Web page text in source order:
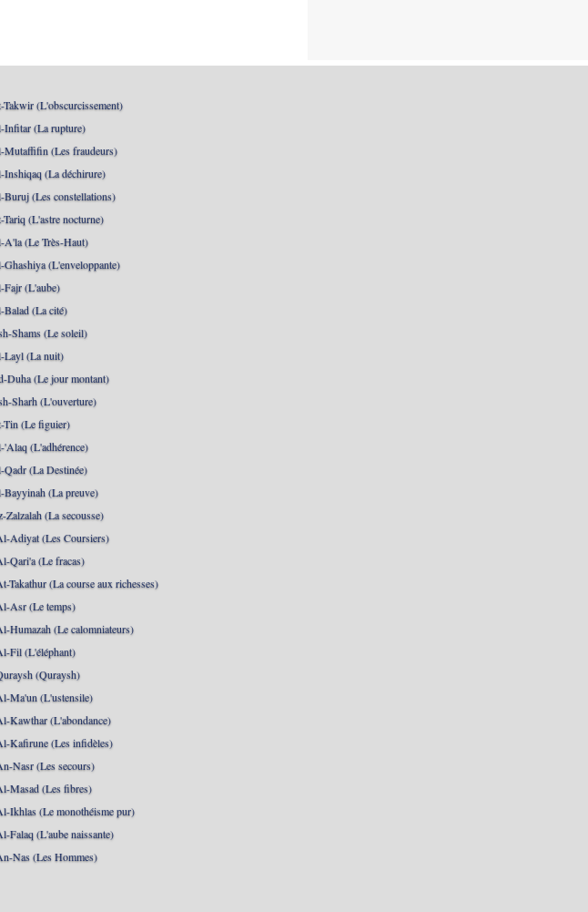
Takwir (L'obscurcissement)
Infitar (La rupture)
Mutaffifin (Les fraudeurs)
Inshiqaq (La déchirure)
Buruj (Les constellations)
(L'astre nocturne)
A'la (Le Très-Haut)
(L'enveloppante)
Fajr (L'aube)
Balad (La cité)
Shams (Le soleil)
Layl (La nuit)
Duha (Le jour montant)
Sharh (L'ouverture)
Tin (Le figuier)
(L'adhérence)
Qadr (La Destinée)
Bayyinah (La preuve)
Zalzalah (La secousse)
Adiyat (Les Coursiers)
Qari'a (Le fracas)
Takathur (La course aux richesses)
Asr (Le temps)
Humazah (Le calomniateurs)
Fil (L'éléphant)
(Quraysh)
Ma'un (L'ustensile)
Kawthar (L'abondance)
Kafirune (Les infidèles)
Nasr (Les secours)
Masad (Les fibres)
Ikhlas (Le monothéisme pur)
Falaq (L'aube naissante)
Nas (Les Hommes)